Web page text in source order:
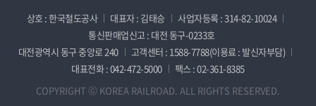
상호 : 한국철도공사 대표자 : 김태승
사업자등록 : 314-82-10024
통신판매업신고 : 대전 동구-0233호
대전광역시 동구 중앙로 240
고객센터 : 1588-7788(이용료 : 발신자부담)
대표전화 : 042-472-5000
팩스 : 02-361-8385
COPYRIGHT ⓒ KOREA RAILROAD. ALL RIGHTS RESERVED.